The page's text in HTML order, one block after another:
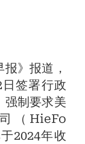
》报道，
签署行政
强制要求美
（HieFo
2024年收